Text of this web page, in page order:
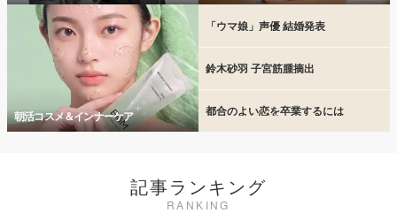
朝活コスメ＆インナーケア
「ウマ娘」声優 結婚発表
鈴木砂羽 子宮筋腫摘出
都合のよい恋を卒業するには
記事ランキング
RANKING